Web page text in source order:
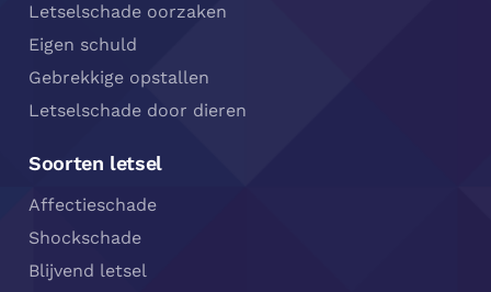
Letselschade oorzaken
Eigen schuld
Gebrekkige opstallen
Letselschade door dieren
Soorten letsel
Affectieschade
Shockschade
Blijvend letsel